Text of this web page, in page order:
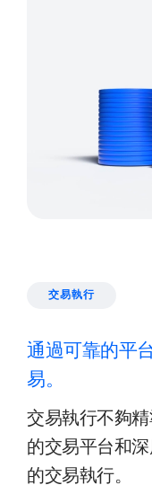
交易執行
通過可靠的平
易。
交易執行不夠
的交易平台和
的交易執行。